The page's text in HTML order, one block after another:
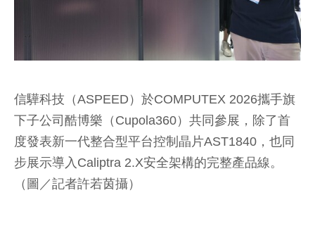
信驊科技（ASPEED）於COMPUTEX 2026攜手旗
下子公司酷博樂（Cupola360）共同參展，除了首
度發表新一代整合型平台控制晶片AST1840，也同
步展示導入Caliptra 2.X安全架構的完整產品線。
（圖／記者許若茵攝）